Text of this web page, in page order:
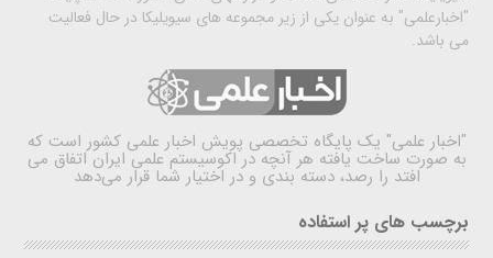
"اخبارعلمی" به عنوان یکی از زیر مجموعه های سیویلیکا در حال فعالیت
می باشد.
"اخبار علمی" یک پایگاه تخصصی پویش اخبار علمی کشور است که
به صورت ساخت یافته هر آنچه در اکوسیستم علمی ایران اتفاق می
افتد را رصد، دسته بندی و در اختیار شما قرار می‌دهد
برچسب های پر استفاده